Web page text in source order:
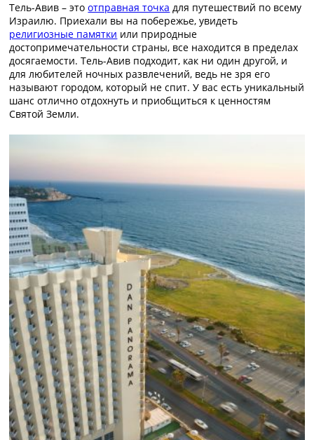
Тель-Авив – этоотправная точка для путешествий по всему
Израилю. Приехали вы на побережье, увидеть
религиозные памятки или природные
достопримечательности страны, все находится в пределах
досягаемости. Тель-Авив подходит, как ни один другой, и
для любителей ночных развлечений, ведь не зря его
называют городом, который не спит. У вас есть уникальный
шанс отлично отдохнуть и приобщиться к ценностям
Святой Земли.